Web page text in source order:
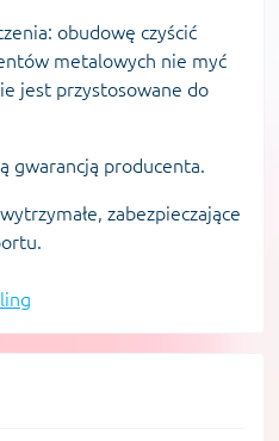
obudowę czyścić
metalowych nie myć
jest przystosowane do
gwarancją producenta.
zabezpieczające